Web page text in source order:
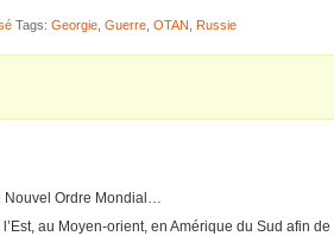
Tags: Georgie Guerre OTAN Russie
Nouvel Ordre Mondial…
au Moyen-orient, en Amérique du Sud afin